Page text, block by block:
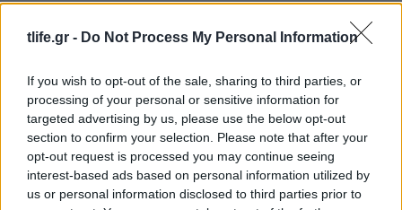
tlife.gr - Do Not Process My Personal Information
If you wish to opt-out of the sale, sharing to third parties, or
processing of your personal or sensitive information for
targeted advertising by us, please use the below opt-out
section to confirm your selection. Please note that after your
opt-out request is processed you may continue seeing
interest-based ads based on personal information utilized by
us or personal information disclosed to third parties prior to